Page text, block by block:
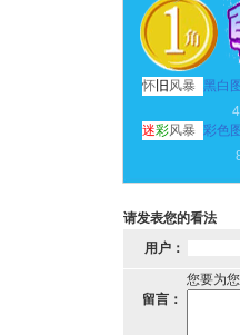
怀 旧 风暴
黑白
迷彩风暴 彩色
请发表您的看法
用户：
您要为
留言：